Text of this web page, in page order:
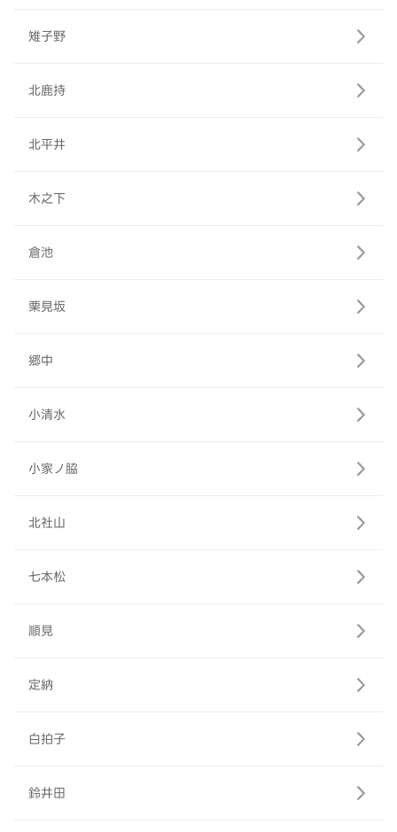
雉子野
北鹿持
北平井
木之下
倉池
栗見坂
郷中
小清水
小家ノ脇
北社山
七本松
順見
定納
白拍子
鈴井田